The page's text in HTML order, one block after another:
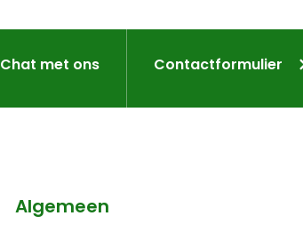
Chat met ons Contactformulier
Algemeen